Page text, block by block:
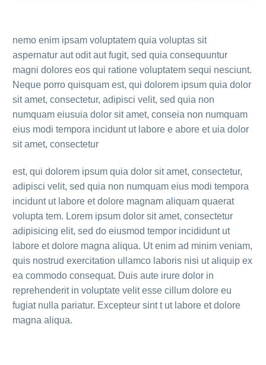
nemo enim ipsam voluptatem quia voluptas sit
aspernatur aut odit aut fugit, sed quia consequuntur
magni dolores eos qui ratione voluptatem sequi nesciunt.
Neque porro quisquam est, qui dolorem ipsum quia dolor
sit amet, consectetur, adipisci velit, sed quia non
numquam eiusuia dolor sit amet, conseia non numquam
eius modi tempora incidunt ut labore e abore et uia dolor
sit amet, consectetur
est, qui dolorem ipsum quia dolor sit amet, consectetur,
adipisci velit, sed quia non numquam eius modi tempora
incidunt ut labore et dolore magnam aliquam quaerat
volupta tem. Lorem ipsum dolor sit amet, consectetur
adipisicing elit, sed do eiusmod tempor incididunt ut
labore et dolore magna aliqua. Ut enim ad minim veniam,
quis nostrud exercitation ullamco laboris nisi ut aliquip ex
ea commodo consequat. Duis aute irure dolor in
reprehenderit in voluptate velit esse cillum dolore eu
fugiat nulla pariatur. Excepteur sint t ut labore et dolore
magna aliqua.